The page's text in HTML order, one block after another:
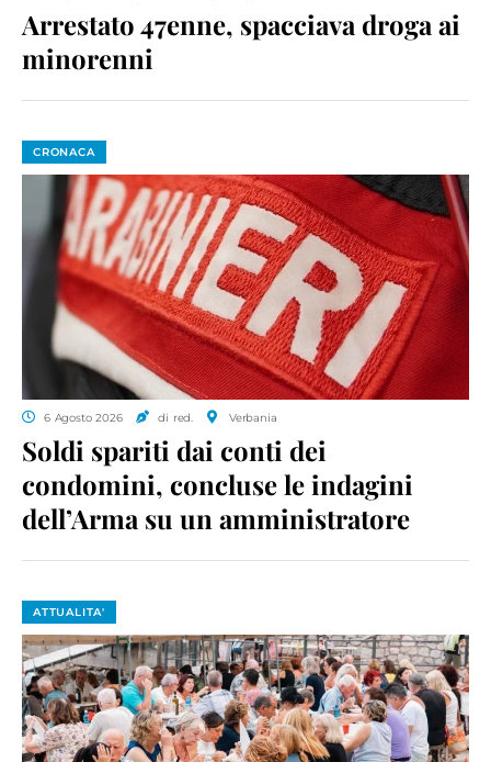
Arrestato 47enne, spacciava droga ai
minorenni
CRONACA
6 Agosto 2026 di red. Verbania
Soldi spariti dai conti dei
condomini, concluse le indagini
dell’Arma su un amministratore
ATTUALITA'